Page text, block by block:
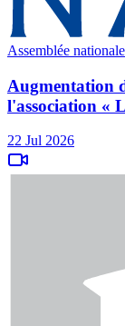
Assemblée nationale
Augmentation
l'association «
22 Jul 2026